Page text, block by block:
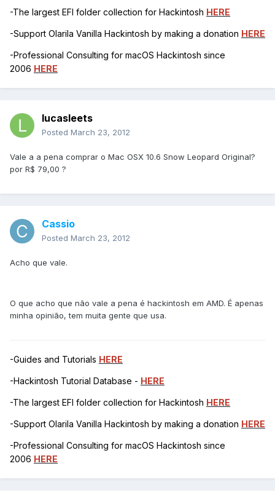
-The largest EFI folder collection for Hackintosh HERE
-Support Olarila Vanilla Hackintosh by making a donation HERE
-Professional Consulting for macOS Hackintosh since
2006 HERE
lucasleets
Posted March 23, 2012
Vale a a pena comprar o Mac OSX 10.6 Snow Leopard Original?
por R$ 79,00 ?
Cassio
Posted March 23, 2012
Acho que vale.
O que acho que não vale a pena é hackintosh em AMD. É apenas
minha opinião, tem muita gente que usa.
-Guides and Tutorials HERE
-Hackintosh Tutorial Database - HERE
-The largest EFI folder collection for Hackintosh HERE
-Support Olarila Vanilla Hackintosh by making a donation HERE
-Professional Consulting for macOS Hackintosh since
2006 HERE